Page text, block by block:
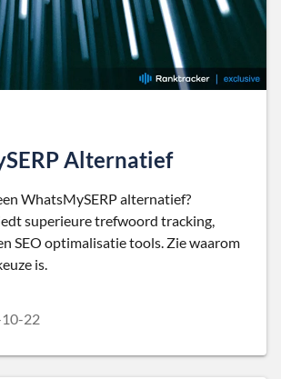
Alternatief
WhatsMySERP alternatief?
superieure trefwoord tracking,
SEO optimalisatie tools. Zie waarom
is.
22